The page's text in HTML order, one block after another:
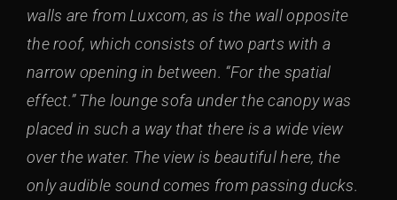
walls are from Luxcom, as is the wall opposite
the roof, which consists of two parts with a
narrow opening in between. “For the spatial
effect.” The lounge sofa under the canopy was
placed in such a way that there is a wide view
over the water. The view is beautiful here, the
only audible sound comes from passing ducks.